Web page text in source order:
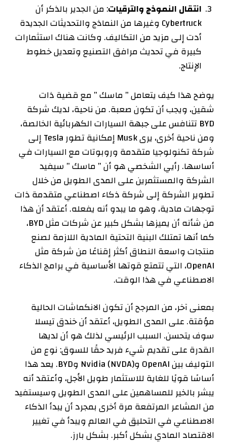
انتقال النموذج والترقيات: من الجدير بالذكر أن
Cybertruck وغيرها من النماذج والتحديثات الجديدة
أدت إلى مزيد من التكاليف. وكانت هناك استثمارات
كبيرة في تحديث مرافق التصنيع وتعديل خطوط
الإنتاج.
يوضح هذا كيف يتعامل ” ماسك ” مع قضية ذات
شقين، ويجب أن تكون صعبة. من ناحية، لديك شركة
BYD تتنافس على جبهة السيارات الكهربائية الخالصة،
ومن ناحية أخرى، يرى Musk إمكانية تطور Tesla إلى
شركة تكنولوجيا متقدمة وروبوتات مع السيارات في
أساسها. رأيي الشخصي هو أن ” ماسك ” سيفيد
الشركة والمستثمرين على المدى الطويل من خلال
تطوير الشركة إلى شركة ذكاء اصطناعي متقدمة ذات
توجهات مادية، وهو ما يبدو أنه يفعله. أعتقد أن هذا
من شأنه أن يميزها بشكل كبير عن شركات مثل BYD،
كما أنها تمتلك البنية التحتية المادية اللازمة لصنع
منتجات واسعة النطاق أكثر إقناعًا من شركة مثل
OpenAI، التي تتمتع قوتها الأساسية في برامج الذكاء
الاصطناعي في هذا الوقت.
بمعنى آخر، من المرجح أن تكون الانكماشات الحالية
مؤقتة. على المدى الطويل، أعتقد أن خندق تيسلا
سوف يتحسن. السبب الرئيسي لذلك هو أن لديها
القدرة على تقديم شيء فريد حقًا للسوق: نوع من
التوليف بين OpenAI وNvidia (NVDA) وBYD. يعد هذا
أساسًا قويًا للغاية للاستثمار طويل الأجل، وأعتقد أنه
يبشر بالخير للمساهمين على المدى الطويل وسيستفيد
من المشاعر المرتفعة مرة أخرى بمجرد أن يبدأ الذكاء
الاصطناعي في التحليق في العالم ويبدأ في تغيير
الاقتصاد المادي بشكل أكبر. بشكل بارز.